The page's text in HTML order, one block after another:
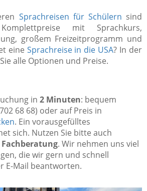
Sprachreisen für Schülern sind
mit Sprachkurs,
großem Freizeitprogramm und
eine Sprachreise in die USA? In der
alle Optionen und Preise.
in 2 Minuten: bequem
68 68) oder auf Preis in
. Ein vorausgefülltes
sich. Nutzen Sie bitte auch
. Wir nehmen uns viel
die wir gern und schnell
E-Mail beantworten.